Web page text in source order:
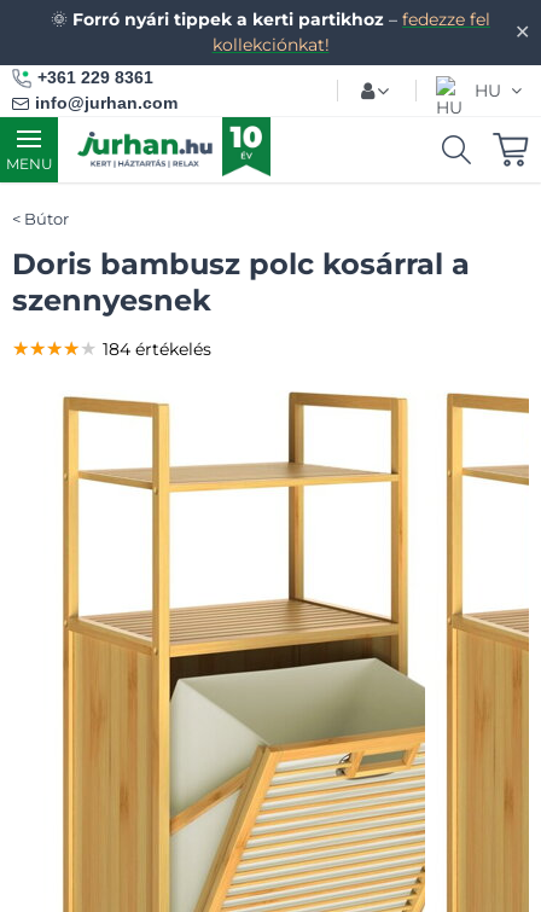
✕
🌞 Forró nyári tippek a kerti partikhoz – fedezze fel
kollekciónkat!
+361 229 8361
info@jurhan.com
HU
MENU
Bútor
Doris bambusz polc kosárral a
szennyesnek
★★★★★
★★★★★
★★★★★ 184 értékelés